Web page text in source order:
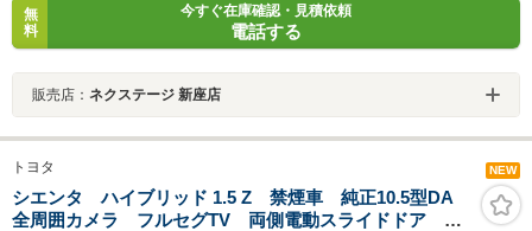
無
料
今すぐ在庫確認・見積依頼
電話する
販売店： ネクステージ 新座店
トヨタ NEW
シエンタ ハイブリッド 1.5 Z 禁煙車 純正10.5型DA
全周囲カメラ フルセグTV 両側電動スライドドア 純